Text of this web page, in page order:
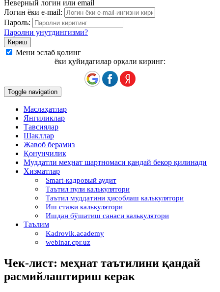
Неверный логин или email
Логин ёки e-mail:
Пароль:
Паролни унутдингизми?
Мени эслаб қолинг
ёки қуйидагилар орқали киринг:
Toggle navigation
Маслаҳатлар
Янгиликлар
Тавсиялар
Шакллар
Жавоб берамиз
Қонунчилик
Муддатли меҳнат шартномаси қандай бекор қилинади
Хизматлар
Smart-кадровый аудит
Таътил пули калькулятори
Таътил муддатини ҳисоблаш калькулятори
Иш стажи калькулятори
Ишдан бўшатиш санаси калькулятори
Таълим
Kadrovik.academy
webinar.cpr.uz
Чек-лист: меҳнат таътилини қандай
расмийлаштириш керак